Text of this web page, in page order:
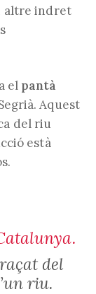
altre indret
el pantà
Aquest
del riu
està
del
riu.